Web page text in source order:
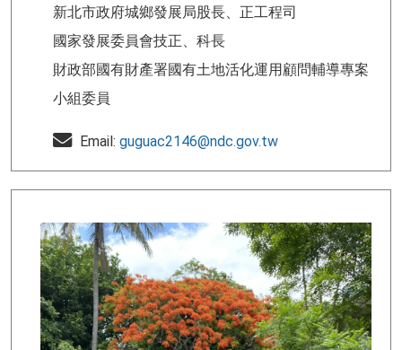
新北市政府城鄉發展局股長、正工程司
國家發展委員會技正、科長
財政部國有財產署國有土地活化運用顧問輔導專案
小組委員
Email: guguac2146@ndc.gov.tw